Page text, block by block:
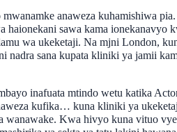
anaweza kuhamishiwa
sawa kama ionekanavyo
wa ukeketaji. Na mjni London,
sana kupata kliniki ya jamii
inafuata mtindo wetu katika
kufika… kuna kliniki ya
Kwa hivyo kuna vituo